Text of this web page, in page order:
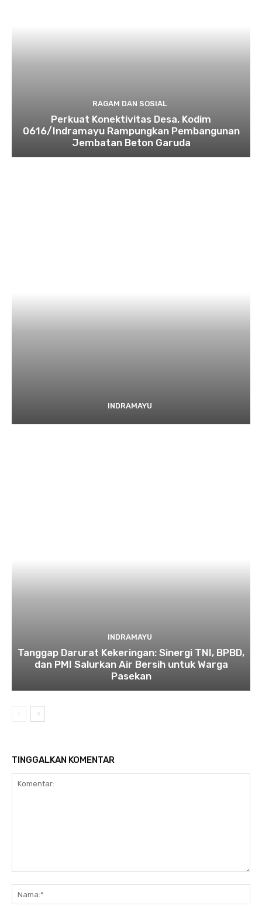
RAGAM DAN SOSIAL
​Perkuat Konektivitas Desa, Kodim
0616/Indramayu Rampungkan Pembangunan
Jembatan Beton Garuda
INDRAMAYU
INDRAMAYU
​Tanggap Darurat Kekeringan: Sinergi TNI, BPBD,
dan PMI Salurkan Air Bersih untuk Warga
Pasekan
TINGGALKAN KOMENTAR